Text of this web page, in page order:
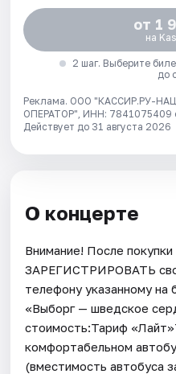
от 1
на
2 шаг. Выберите
до
Реклама. ООО "КАССИР.РУ-
ОПЕРАТОР", ИНН: 7841075409
Действует до 31 августа 2026
О концерте
Внимание! После
ЗАРЕГИСТРИРОВАТЬ
телефону указанному на
«Выборг — шведское
стоимость:Тариф
комфортабельном
(вместимость автобуса